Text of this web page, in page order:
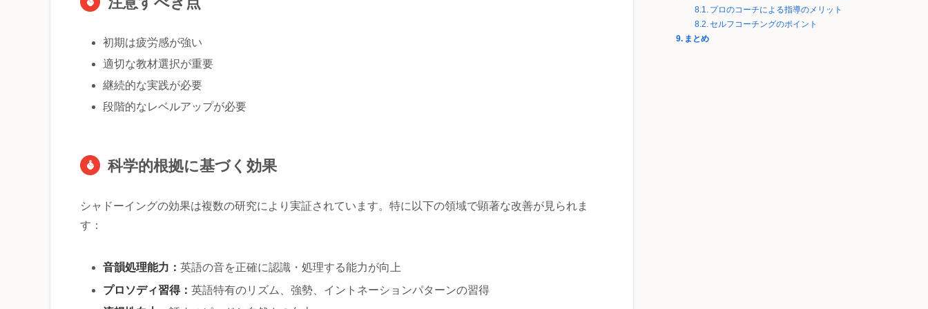
初期は疲労感が強い
適切な教材選択が重要
継続的な実践が必要
段階的なレベルアップが必要
科学的根拠に基づく効果
シャドーイングの効果は複数の研究により実証されています。特に以下の領域で顕著な改善が見られま
す：
音韻処理能力：英語の音を正確に認識・処理する能力が向上
プロソディ習得：英語特有のリズム、強勢、イントネーションパターンの習得
プロのコーチによる指導のメリット
セルフコーチングのポイント
まとめ